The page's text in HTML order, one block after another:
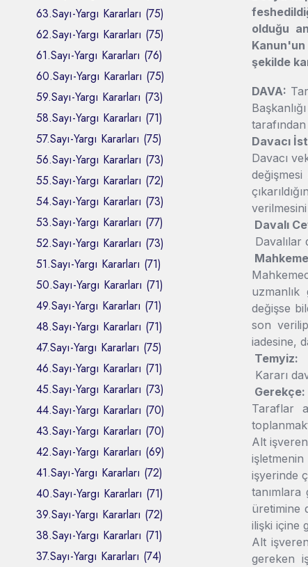
63.Sayı-Yargı Kararları (75)
62.Sayı-Yargı Kararları (75)
61.Sayı-Yargı Kararları (76)
60.Sayı-Yargı Kararları (75)
59.Sayı-Yargı Kararları (73)
58.Sayı-Yargı Kararları (71)
57.Sayı-Yargı Kararları (75)
56.Sayı-Yargı Kararları (73)
55.Sayı-Yargı Kararları (72)
54.Sayı-Yargı Kararları (73)
53.Sayı-Yargı Kararları (77)
52.Sayı-Yargı Kararları (73)
51.Sayı-Yargı Kararları (71)
50.Sayı-Yargı Kararları (71)
49.Sayı-Yargı Kararları (71)
48.Sayı-Yargı Kararları (71)
47.Sayı-Yargı Kararları (75)
46.Sayı-Yargı Kararları (71)
45.Sayı-Yargı Kararları (73)
44.Sayı-Yargı Kararları (70)
43.Sayı-Yargı Kararları (70)
42.Sayı-Yargı Kararları (69)
41.Sayı-Yargı Kararları (72)
40.Sayı-Yargı Kararları (71)
39.Sayı-Yargı Kararları (72)
38.Sayı-Yargı Kararları (71)
37.Sayı-Yargı Kararları (74)
olduğu
Kanun'un
şekilde
DAVA:
Davacı
Davacı
Davalı
Davalılar
uzmanlık
değişse
son
iadesine,
Temyiz:
Kararı
Gerekçe:
Taraflar
Alt
işyerinde
üretimine
ilişki içine
Alt
gereken